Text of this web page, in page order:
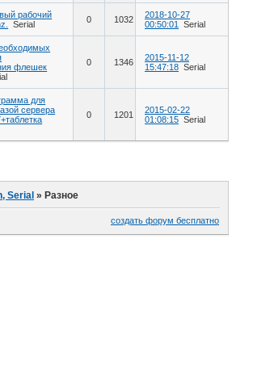
рабочий
Serial 0 1032
2018-10-27
00:50:01
Serial
флешек
0 1346
2015-11-12
15:47:18 Serial
для
сервера
0 1201
2015-02-22
01:08:15 Serial
Serial »Разное
создать форум бесплатно